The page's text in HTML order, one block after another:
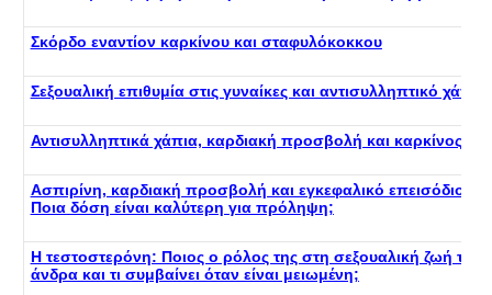
Σκόρδο εναντίον καρκίνου και σταφυλόκοκκου
Σεξουαλική επιθυμία στις γυναίκες και αντισυλληπτικό χάπι
Αντισυλληπτικά χάπια, καρδιακή προσβολή και καρκίνος
Ασπιρίνη, καρδιακή προσβολή και εγκεφαλικό επεισόδιο:
Ποια δόση είναι καλύτερη για πρόληψη;
Η τεστοστερόνη: Ποιος ο ρόλος της στη σεξουαλική ζωή του
άνδρα και τι συμβαίνει όταν είναι μειωμένη;